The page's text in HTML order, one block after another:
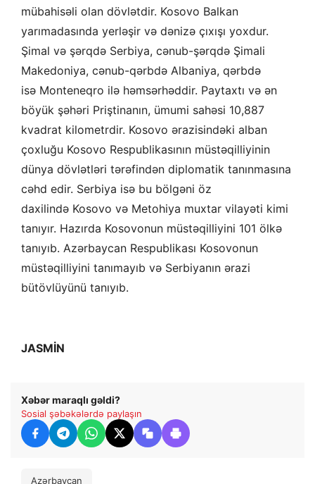
mübahisəli olan dövlətdir. Kosovo Balkan
yarımadasında yerləşir və dənizə çıxışı yoxdur.
Şimal və şərqdə Serbiya, cənub-şərqdə Şimali
Makedoniya, cənub-qərbdə Albaniya, qərbdə
isə Monteneqro ilə həmsərhəddir. Paytaxtı və ən
böyük şəhəri Priştinanın, ümumi sahəsi 10,887
kvadrat kilometrdir. Kosovo ərazisindəki alban
çoxluğu Kosovo Respublikasının müstəqilliyinin
dünya dövlətləri tərəfindən diplomatik tanınmasına
cəhd edir. Serbiya isə bu bölgəni öz
daxilində Kosovo və Metohiya muxtar vilayəti kimi
tanıyır. Hazırda Kosovonun müstəqilliyini 101 ölkə
tanıyıb. Azərbaycan Respublikası Kosovonun
müstəqilliyini tanımayıb və Serbiyanın ərazi
bütövlüyünü tanıyıb.
JASMİN
Xəbər maraqlı gəldi?
Sosial şəbəkələrdə paylaşın
Azərbaycan